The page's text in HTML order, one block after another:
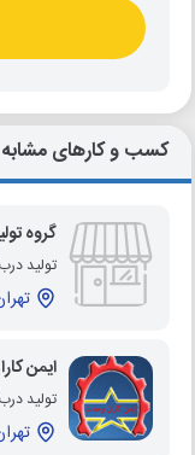
کسب و کارهای مشابه
گروه
تولید
تهران،
ایمن
تولید
تهران،